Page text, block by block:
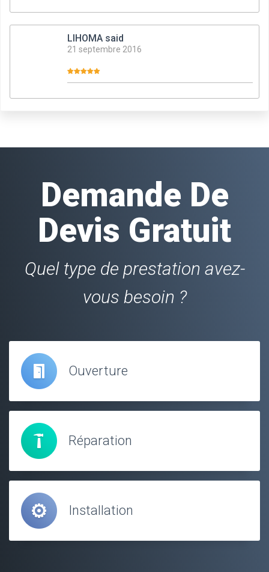
LIHOMA said
21 septembre 2016
Demande De
Devis Gratuit
Quel type de prestation avez-
vous besoin ?
Ouverture
Réparation
Installation